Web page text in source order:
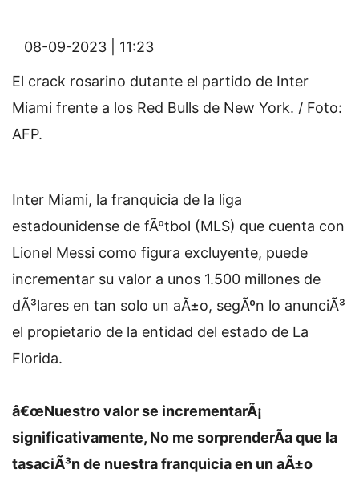
08-09-2023 | 11:23
El crack rosarino dutante el partido de Inter
Miami frente a los Red Bulls de New York. / Foto:
AFP.
Inter Miami, la franquicia de la liga
estadounidense de fÃºtbol (MLS) que cuenta con
Lionel Messi como figura excluyente, puede
incrementar su valor a unos 1.500 millones de
dÃ³lares en tan solo un aÃ±o, segÃºn lo anunciÃ³
el propietario de la entidad del estado de La
Florida.
â€œNuestro valor se incrementarÃ¡
significativamente, No me sorprenderÃ­a que la
tasaciÃ³n de nuestra franquicia en un aÃ±o